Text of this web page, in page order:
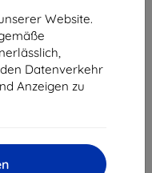
Website.
Datenverkehr
Anzeigen zu